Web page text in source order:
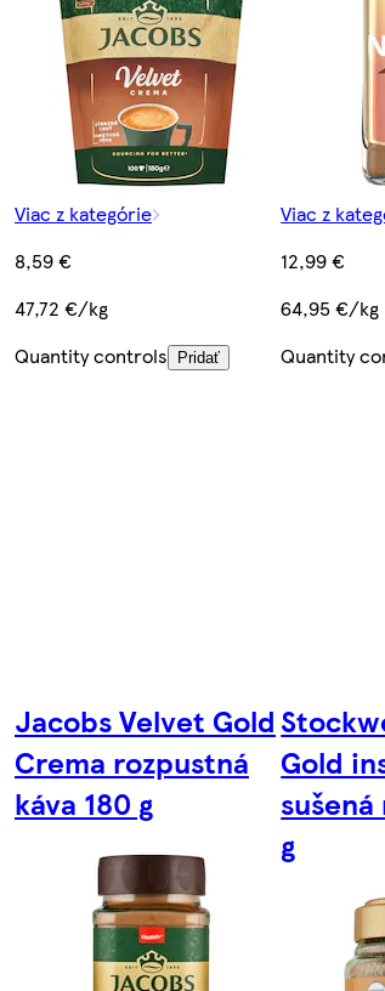
Viac z kategórie
8,59 €
47,72 €/kg
Quantity controls
Pridať
Viac z
12,99 €
64,95 €/kg
Quantity
Jacobs Velvet Gold
Crema rozpustná
káva 180 g
Gold
g